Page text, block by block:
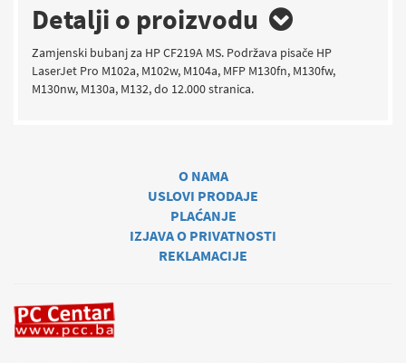
Detalji o proizvodu
Zamjenski bubanj za HP CF219A MS. Podržava pisače HP
LaserJet Pro M102a, M102w, M104a, MFP M130fn, M130fw,
M130nw, M130a, M132, do 12.000 stranica.
O NAMA
USLOVI PRODAJE
PLAĆANJE
IZJAVA O PRIVATNOSTI
REKLAMACIJE